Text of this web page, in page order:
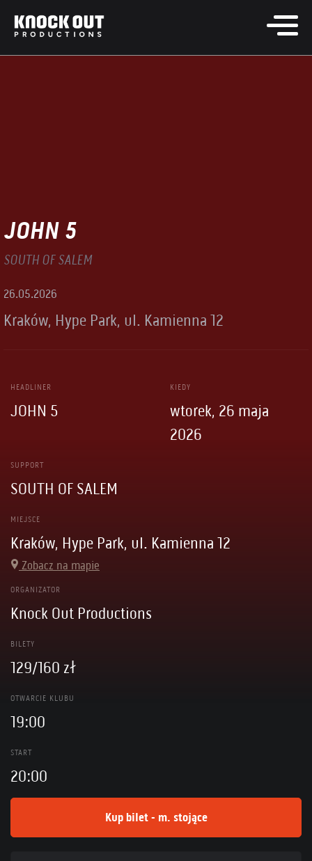
JOHN 5
SOUTH OF SALEM
26.05.2026
Kraków, Hype Park, ul. Kamienna 12
HEADLINER
JOHN 5
KIEDY
wtorek, 26 maja
2026
SUPPORT
SOUTH OF SALEM
MIEJSCE
Kraków, Hype Park, ul. Kamienna 12
Zobacz na mapie
ORGANIZATOR
Knock Out Productions
BILETY
129/160 zł
OTWARCIE KLUBU
19:00
START
20:00
Kup bilet - m. stojące